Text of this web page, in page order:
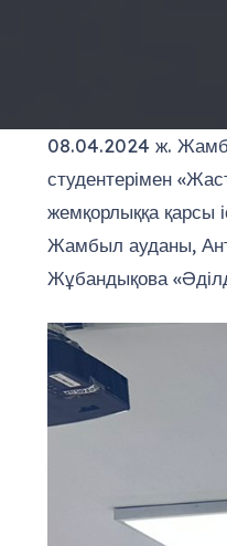
08.04.2024 ж.
студентерімен
жемқорлыққа қарсы
Жамбыл ауданы,
Жұбандықова